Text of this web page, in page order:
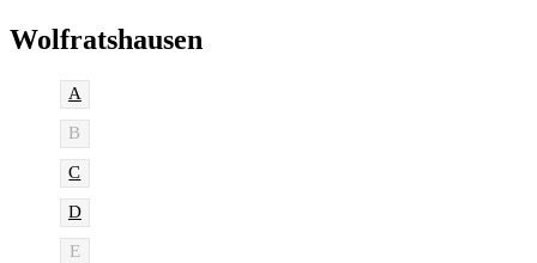
Wolfratshausen
A
B
C
D
E